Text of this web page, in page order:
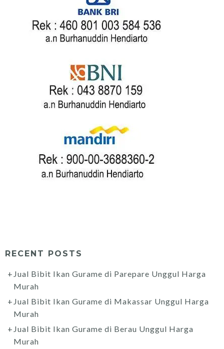
RECENT POSTS
Jual Bibit Ikan Gurame di Parepare Unggul Harga
Murah
Jual Bibit Ikan Gurame di Makassar Unggul Harga
Murah
Jual Bibit Ikan Gurame di Berau Unggul Harga
Murah